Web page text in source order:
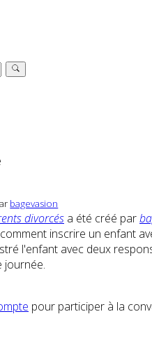
bagevasion
divorcés a été créé par
inscrire un enfant
l'enfant avec deux
journée.
pour participer à la